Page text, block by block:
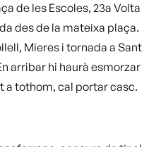
de les Escoles, 23a Volta
des de la mateixa plaça.
Mieres i tornada a Sant
arribar hi haurà esmorzar
a tothom, cal portar casc.